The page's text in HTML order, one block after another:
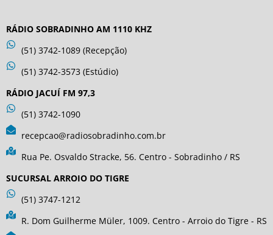
RÁDIO SOBRADINHO AM 1110 KHZ
(51) 3742-1089 (Recepção)
(51) 3742-3573 (Estúdio)
RÁDIO JACUÍ FM 97,3
(51) 3742-1090
recepcao@radiosobradinho.com.br
Rua Pe. Osvaldo Stracke, 56. Centro - Sobradinho / RS
SUCURSAL ARROIO DO TIGRE
(51) 3747-1212
R. Dom Guilherme Müler, 1009. Centro - Arroio do Tigre - RS